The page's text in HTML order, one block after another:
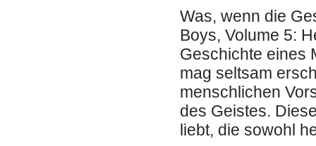
Was, wenn die
Boys, Volume 5:
Geschichte eines
mag seltsam
menschlichen
des Geistes.
liebt, die sowohl